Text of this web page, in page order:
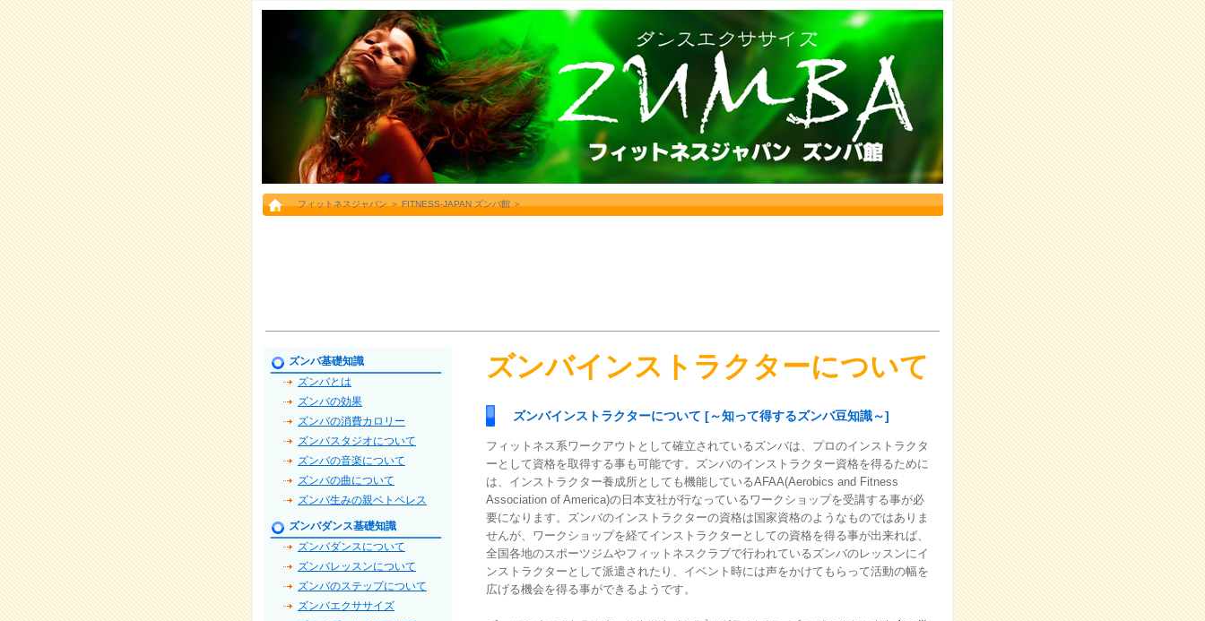
フィットネスジャパン ＞ FITNESS-JAPAN ズンバ館 ＞
ズンバインストラクターについて
ズンバインストラクターについて [～知って得するズンバ豆知識～]
フィットネス系ワークアウトとして確立されているズンバは、プロのインストラクタ
ーとして資格を取得する事も可能です。ズンバのインストラクター資格を得るために
は、インストラクター養成所としても機能しているAFAA(Aerobics and Fitness
Association of America)の日本支社が行なっているワークショップを受講する事が必
要になります。ズンバのインストラクターの資格は国家資格のようなものではありま
せんが、ワークショップを経てインストラクターとしての資格を得る事が出来れば、
全国各地のスポーツジムやフィットネスクラブで行われているズンバのレッスンにイ
ンストラクターとして派遣されたり、イベント時には声をかけてもらって活動の幅を
広げる機会を得る事ができるようです。
ズンバ基礎知識
ズンバとは
ズンバの効果
ズンバの消費カロリー
ズンバスタジオについて
ズンバの音楽について
ズンバの曲について
ズンバ生みの親ベトペレス
ズンバダンス基礎知識
ズンバダンスについて
ズンバレッスンについて
ズンバのステップについて
ズンバエクササイズ